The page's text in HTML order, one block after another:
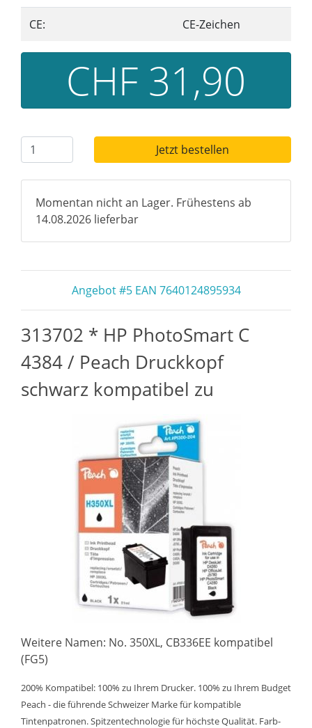
CE: CE-Zeichen
CHF 31,90
Jetzt bestellen
Momentan nicht an Lager. Frühestens ab
14.08.2026 lieferbar
Angebot #5 EAN 7640124895934
313702 * HP PhotoSmart C
4384 / Peach Druckkopf
schwarz kompatibel zu
Weitere Namen: No. 350XL, CB336EE kompatibel
(FG5)
200% Kompatibel: 100% zu Ihrem Drucker. 100% zu Ihrem Budget
Peach - die führende Schweizer Marke für kompatible
Tintenpatronen. Spitzentechnologie für höchste Qualität. Farb-